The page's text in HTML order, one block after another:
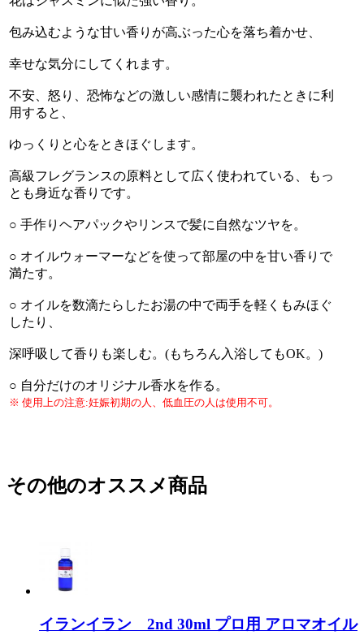
包み込むような甘い香りが高ぶった心を落ち着かせ、
幸せな気分にしてくれます。
不安、怒り、恐怖などの激しい感情に襲われたときに利
用すると、
ゆっくりと心をときほぐします。
高級フレグランスの原料として広く使われている、もっ
とも身近な香りです。
○ 手作りヘアパックやリンスで髪に自然なツヤを。
○ オイルウォーマーなどを使って部屋の中を甘い香りで
満たす。
○ オイルを数滴たらしたお湯の中で両手を軽くもみほぐ
したり、
深呼吸して香りも楽しむ。(もちろん入浴してもOK。)
○ 自分だけのオリジナル香水を作る。
※ 使用上の注意:妊娠初期の人、低血圧の人は使用不可。
その他のオススメ商品
イランイラン 2nd 30ml プロ用 アロマオイル